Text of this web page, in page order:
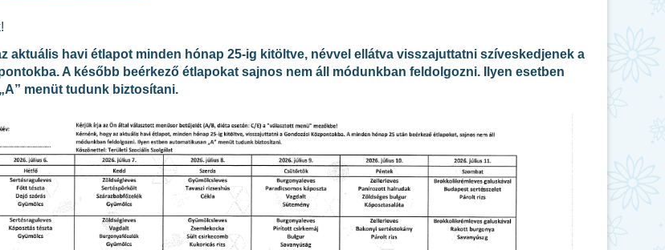
aktuális havi étlapot minden hónap 25-ig kitöltve, névvel ellátva visszajuttatni szíveskedjenek a
A később beérkező étlapokat sajnos nem áll módunkban feldolgozni. Ilyen esetben
menüt tudunk biztosítani.